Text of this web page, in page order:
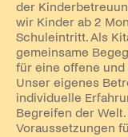
der
wir Kinder ab 2
Schuleintritt. Als
gemeinsame
für eine offene
Unser eigenes
individuelle
Begreifen der
Voraussetzungen